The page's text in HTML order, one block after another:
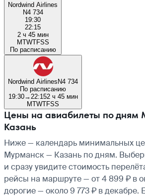
Nordwind Airlines
N4 734
19:30
22:15
2 ч 45 мин
MTWTFSS
По расписанию
Nordwind AirlinesN4 734
По расписанию
19:30→ 22:152 ч 45 мин
MTWTFSS
Цены на авиабилеты по
Казань
Ниже — календарь минимальных
Мурманск — Казань по дням.
и сразу увидите стоимость
рейсы на маршруте — от 4 899 ₽ в
дорогие — около 9 773 ₽ в декабре.